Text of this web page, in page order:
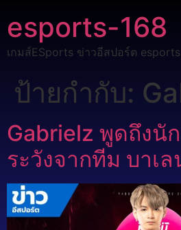
esports-168
เกมส์ESports ข่าวอีสปอร์ต
ป้ายกำกับ:
Gabrielz พูดถึงนั
ระวังจากทีม บาเล